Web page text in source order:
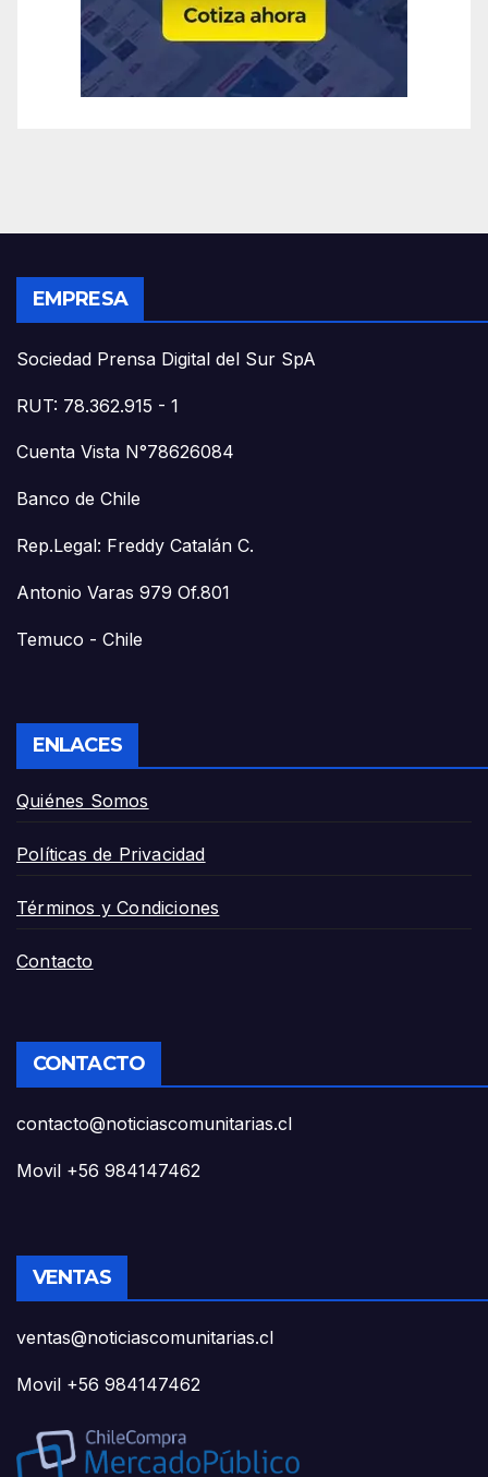
EMPRESA
Sociedad Prensa Digital del Sur SpA
RUT: 78.362.915 - 1
Cuenta Vista N°78626084
Banco de Chile
Rep.Legal: Freddy Catalán C.
Antonio Varas 979 Of.801
Temuco - Chile
ENLACES
Quiénes Somos
Políticas de Privacidad
Términos y Condiciones
Contacto
CONTACTO
contacto@noticiascomunitarias.cl
Movil +56 984147462
VENTAS
ventas@noticiascomunitarias.cl
Movil +56 984147462